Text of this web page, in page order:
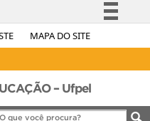
MAPA DO SITE
Simplifique!
Acesso à informação
– Ufpel